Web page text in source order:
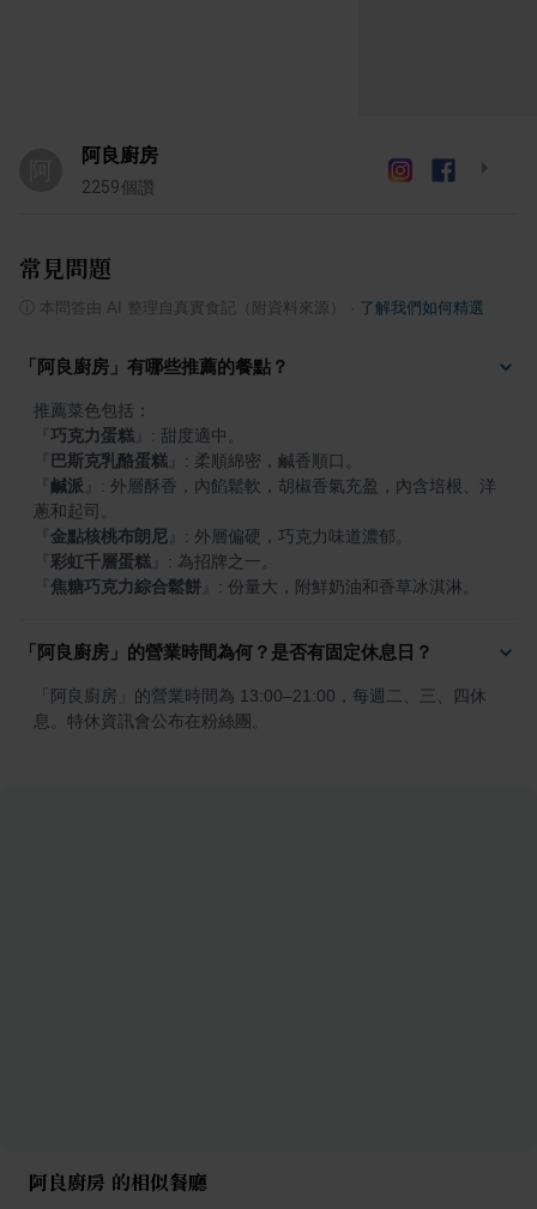
阿良廚房
2259個讚
常見問題
本問答由 AI 整理自真實食記（附資料來源） 了解我們如何精選
「阿良廚房」有哪些推薦的餐點？
巧克力蛋糕
巴斯克乳酪蛋糕
鹹派
: 外層酥香，內餡鬆軟，胡椒香氣充盈，內含培根、洋
金點核桃布朗尼
彩虹千層蛋糕
焦糖巧克力綜合鬆餅 : 份量大，附鮮奶油和香草冰淇淋。
「阿良廚房」的營業時間為何？是否有固定休息日？
「阿良廚房」的營業時間為 13:00–21:00，每週二、三、四休
息。特休資訊會公布在粉絲團。
阿良廚房 的相似餐廳